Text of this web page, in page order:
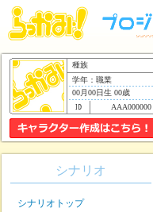
種族
学年：職業
00月00日生 00歳
AAA000000
シナリオ
シナリオトップ